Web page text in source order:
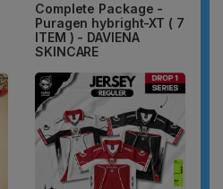
Complete Package -
Puragen hybright-XT ( 7
ITEM ) - DAVIENA
SKINCARE